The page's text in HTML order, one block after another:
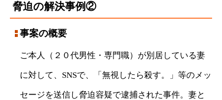
脅迫の解決事例②
事案の概要
ご本人（２０代男性・専門職）が別居している妻
に対して、SNSで、「無視したら殺す。」等のメッ
セージを送信し脅迫容疑で逮捕された事件。妻と